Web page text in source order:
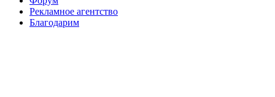
Рекламное агентство
Благодарим